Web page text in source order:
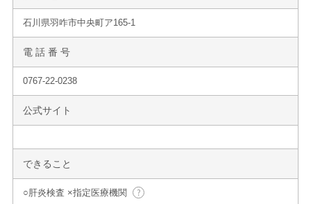
石川県羽咋市中央町ア165-1
電 話 番 号
0767-22-0238
公式サイト
できること
○肝炎検査 ×指定医療機関